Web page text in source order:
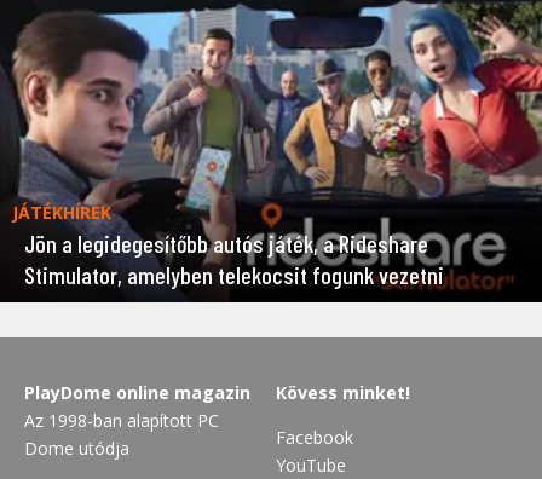
JÁTÉKHÍREK
Jön a legidegesítőbb autós játék, a Rideshare
Stimulator, amelyben telekocsit fogunk vezetni
PlayDome online magazin
Az 1998-ban alapított PC
Dome utódja
Kövess minket!
Facebook
YouTube